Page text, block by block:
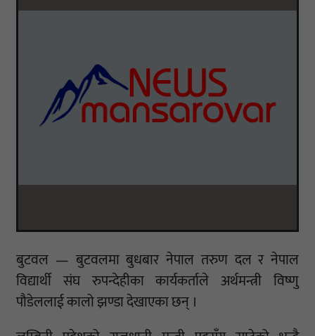
बुटवल — बुटवलमा बुधबार नेपाल तरुण दल र नेपाल
विद्यार्थी संघ रुपन्देहीका कार्यकर्ताले अर्थमन्त्री विष्णु
पौडेललाई कालो झण्डा देखाएका छन् ।